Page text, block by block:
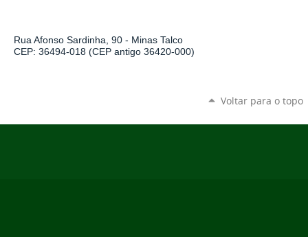
Rua Afonso Sardinha, 90 - Minas Talco
CEP: 36494-018 (CEP antigo 36420-000)
Voltar para o topo